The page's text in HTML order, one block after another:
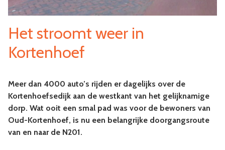
Het stroomt weer in
Kortenhoef
Meer dan 4000 auto’s rijden er dagelijks over de
Kortenhoefsedijk aan de westkant van het gelijknamige
dorp. Wat ooit een smal pad was voor de bewoners van
Oud-Kortenhoef, is nu een belangrijke doorgangsroute
van en naar de N201.